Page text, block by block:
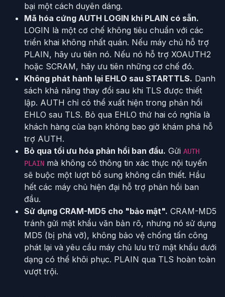
bại một cách duyên dáng.
Mã hóa cứng AUTH LOGIN khi PLAIN có sẵn.
LOGIN là một cơ chế không tiêu chuẩn với các
triển khai không nhất quán. Nếu máy chủ hỗ trợ
PLAIN, hãy ưu tiên nó. Nếu nó hỗ trợ XOAUTH2
hoặc SCRAM, hãy ưu tiên những cơ chế đó.
Không phát hành lại EHLO sau STARTTLS. Danh
sách khả năng thay đổi sau khi TLS được thiết
lập. AUTH chỉ có thể xuất hiện trong phản hồi
EHLO sau TLS. Bỏ qua EHLO thứ hai có nghĩa là
khách hàng của bạn không bao giờ khám phá hỗ
trợ AUTH.
Bỏ qua tối ưu hóa phản hồi ban đầu. Gửi AUTH
PLAIN mà không có thông tin xác thực nội tuyến
sẽ buộc một lượt bổ sung không cần thiết. Hầu
hết các máy chủ hiện đại hỗ trợ phản hồi ban
đầu.
Sử dụng CRAM-MD5 cho "bảo mật". CRAM-MD5
tránh gửi mật khẩu văn bản rõ, nhưng nó sử dụng
MD5 (bị phá vỡ), không bảo vệ chống tấn công
phát lại và yêu cầu máy chủ lưu trữ mật khẩu dưới
dạng có thể khôi phục. PLAIN qua TLS hoàn toàn
vượt trội.